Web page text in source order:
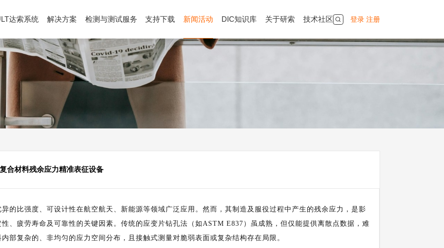
达索系统 解决方案 检测与测试服务 支持下载 新闻活动 DIC知识库 关于研索 技术社区 登录| 注册
合材料残余应力精准表征设备
的比强度、可设计性在航空航天、新能源等领域广泛应用。然而，其制造及服役过程中产生的残余应力，是影
、疲劳寿命及可靠性的关键因素。传统的应变片钻孔法（如ASTM E837）虽成熟，但仅能提供离散点数据，难
部复杂的、非均匀的应力空间分布，且接触式测量对脆弱表面或复杂结构存在局限。